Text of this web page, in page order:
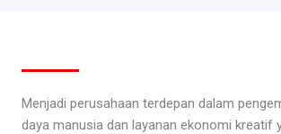
Menjadi perusahaan terdepan dalam
daya manusia dan layanan ekonomi kreatif